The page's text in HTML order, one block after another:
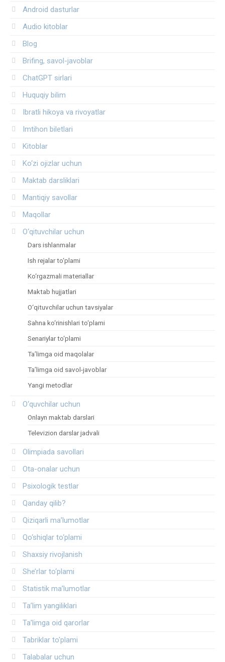
Android dasturlar
Audio kitoblar
Blog
Brifing, savol-javoblar
ChatGPT sirlari
Huquqiy bilim
Ibratli hikoya va rivoyatlar
Imtihon biletlari
Kitoblar
Ko‘zi ojizlar uchun
Maktab darsliklari
Mantiqiy savollar
Maqollar
O‘qituvchilar uchun
Dars ishlanmalar
Ish rejalar to‘plami
Ko‘rgazmali materiallar
Maktab hujjatlari
O‘qituvchilar uchun tavsiyalar
Sahna ko‘rinishlari to‘plami
Senariylar to‘plami
Ta’limga oid maqolalar
Ta’limga oid savol-javoblar
Yangi metodlar
O‘quvchilar uchun
Onlayn maktab darslari
Televizion darslar jadvali
Olimpiada savollari
Ota-onalar uchun
Psixologik testlar
Qanday qilib?
Qiziqarli ma’lumotlar
Qo‘shiqlar to‘plami
Shaxsiy rivojlanish
She’rlar to‘plami
Statistik ma’lumotlar
Ta’lim yangiliklari
Ta’limga oid qarorlar
Tabriklar to'plami
Talabalar uchun